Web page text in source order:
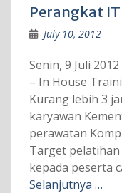
Perangkat IT
July 10, 2012
Senin, 9 Juli
– In House
Kurang lebih 3
karyawan
perawatan
Target
kepada peserta
Selanjutnya …